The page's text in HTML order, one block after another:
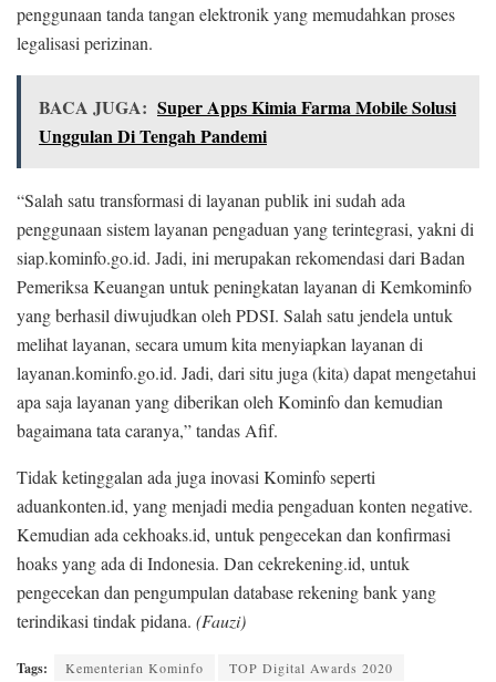
penggunaan tanda tangan elektronik yang memudahkan proses
legalisasi perizinan.
BACA JUGA: Super Apps Kimia Farma Mobile Solusi
Unggulan Di Tengah Pandemi
“Salah satu transformasi di layanan publik ini sudah ada
penggunaan sistem layanan pengaduan yang terintegrasi, yakni di
siap.kominfo.go.id. Jadi, ini merupakan rekomendasi dari Badan
Pemeriksa Keuangan untuk peningkatan layanan di Kemkominfo
yang berhasil diwujudkan oleh PDSI. Salah satu jendela untuk
melihat layanan, secara umum kita menyiapkan layanan di
layanan.kominfo.go.id. Jadi, dari situ juga (kita) dapat mengetahui
apa saja layanan yang diberikan oleh Kominfo dan kemudian
bagaimana tata caranya,” tandas Afif.
Tidak ketinggalan ada juga inovasi Kominfo seperti
aduankonten.id, yang menjadi media pengaduan konten negative.
Kemudian ada cekhoaks.id, untuk pengecekan dan konfirmasi
hoaks yang ada di Indonesia. Dan cekrekening.id, untuk
pengecekan dan pengumpulan database rekening bank yang
terindikasi tindak pidana. (Fauzi)
Tags: Kementerian Kominfo TOP Digital Awards 2020